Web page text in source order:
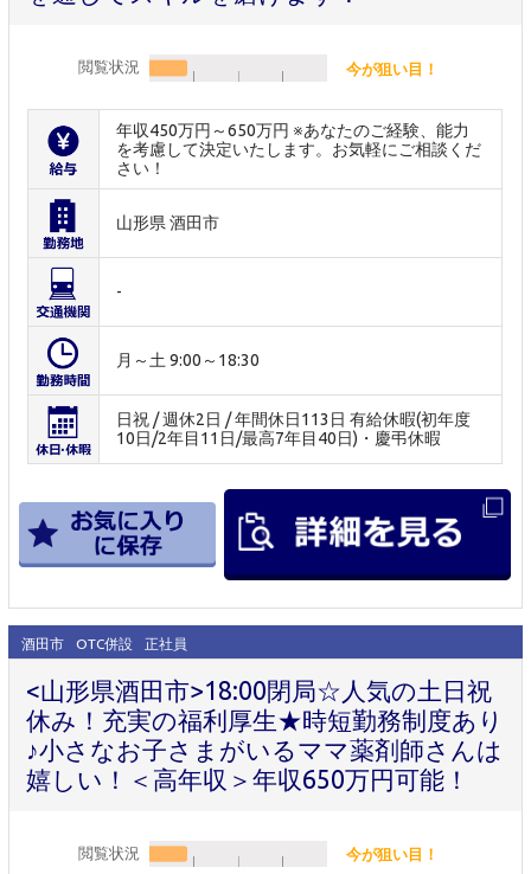
閲覧状況 今が狙い目！
年収450万円～650万円 ※あなたのご経験、能力
を考慮して決定いたします。お気軽にご相談くだ
さい！
山形県 酒田市
-
月～土 9:00～18:30
日祝 / 週休2日 / 年間休日113日 有給休暇(初年度
10日/2年目11日/最高7年目40日)・慶弔休暇
酒田市 OTC併設 正社員
<山形県酒田市>18:00閉局☆人気の土日祝
休み！充実の福利厚生★時短勤務制度あり
♪小さなお子さまがいるママ薬剤師さんは
嬉しい！＜高年収＞年収650万円可能！
閲覧状況 今が狙い目！